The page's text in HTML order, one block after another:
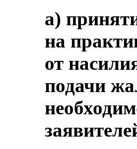
а)
на
от
подачи